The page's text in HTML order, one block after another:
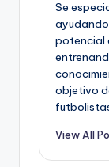
Se
ayudando
potencial
objetivo
View All